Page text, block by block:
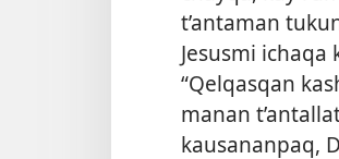
t’antaman
Jesusmi
“Qelqasqan
manan
kausananpaq,